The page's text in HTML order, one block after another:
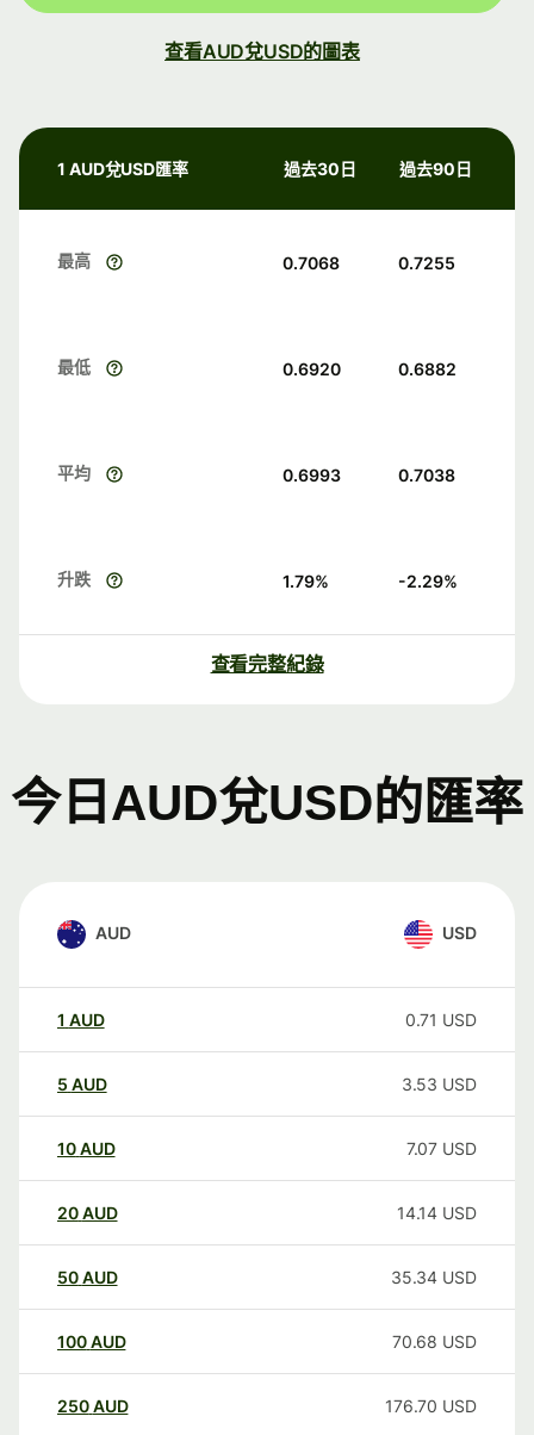
查看AUD兌USD的圖表
1 AUD兌USD匯率 過去30日 過去90日
最高 0.7068 0.7255
最低 0.6920 0.6882
平均 0.6993 0.7038
升跌 1.79% -2.29%
查看完整紀錄
今日AUD兌USD的匯率
AUD USD
1 AUD 0.71 USD
5 AUD 3.53 USD
10AUD 7.07 USD
20AUD 14.14 USD
50AUD 35.34 USD
100AUD 70.68 USD
250AUD 176.70 USD